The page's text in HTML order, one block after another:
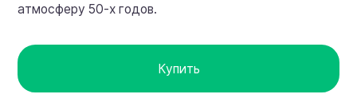
атмосферу 50-х годов.
Купить